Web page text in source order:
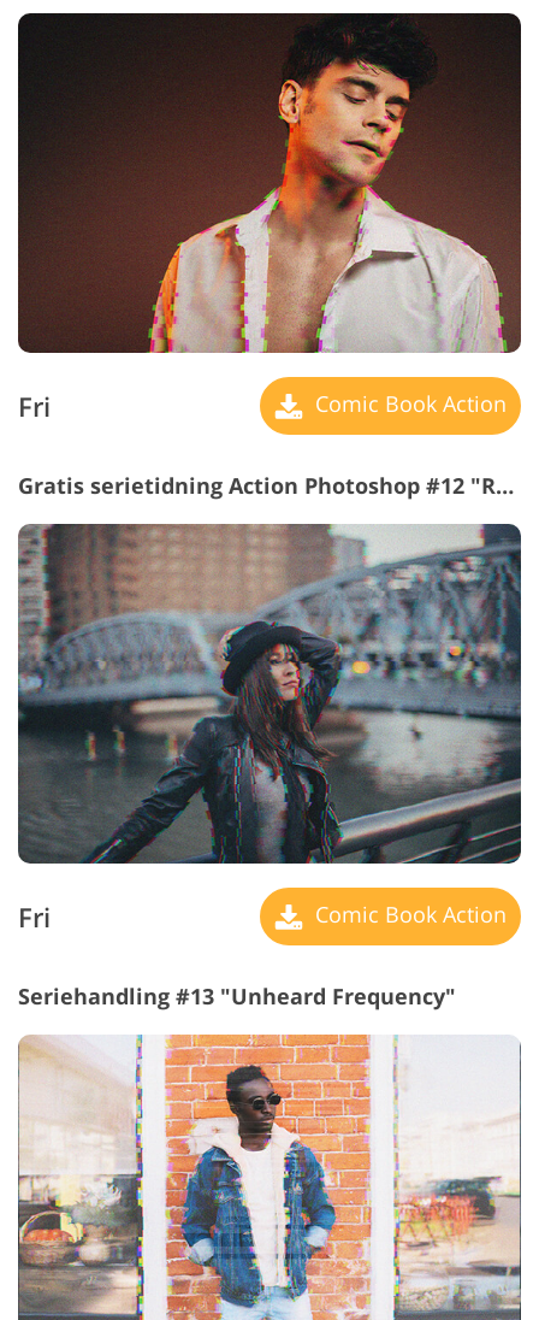
Fri Comic Book Action
Gratis serietidning Action Photoshop #12 "Retro Technology"
Fri Comic Book Action
Seriehandling #13 "Unheard Frequency"